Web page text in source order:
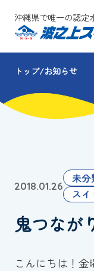
沖縄県で唯一の認定
スクールに
コース・ク
団体会員
保護者の方
採用情報
トップ お知らせ
2018.01.26
未分
ス
鬼つなが
こんにちは！